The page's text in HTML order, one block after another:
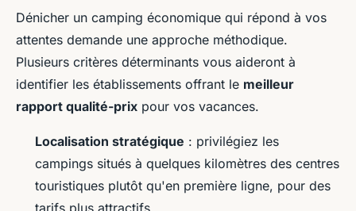
Dénicher un camping économique qui répond à vos
attentes demande une approche méthodique.
Plusieurs critères déterminants vous aideront à
identifier les établissements offrant le meilleur
rapport qualité-prix pour vos vacances.
Localisation stratégique : privilégiez les
campings situés à quelques kilomètres des centres
touristiques plutôt qu'en première ligne, pour des
tarifs plus attractifs